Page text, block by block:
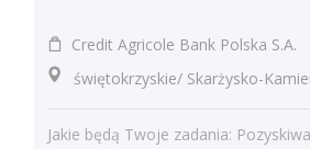
Credit Agricole Bank Polska S.A.
świętokrzyskie/ Skarżysko-
Jakie będą Twoje zadania: